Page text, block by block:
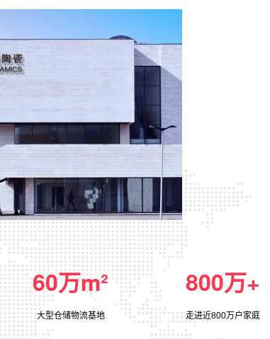
60万m²
大型仓储物流基地
800万+
走进近800万户家庭